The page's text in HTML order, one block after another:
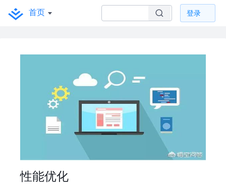
首页 登录
性能优化